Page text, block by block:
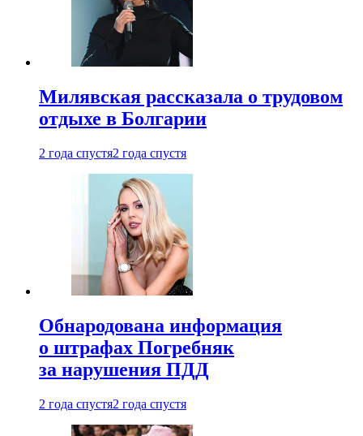
Милявская рассказала о трудовом
отдыхе в Болгарии
2 года спустя2 года спустя
Обнародована информация
о штрафах Погребняк
за нарушения ПДД
2 года спустя2 года спустя